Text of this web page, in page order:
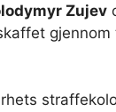
Zujev